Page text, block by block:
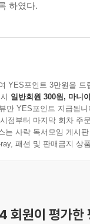
하였다.
YES포인트 3만원을 드
일반회원 300원, 마니
만 YES포인트 지급됩니
점부터 마지막 회차 주
는 사락 독서모임 게시
패션 및 판매금지 상
회원이 평가한